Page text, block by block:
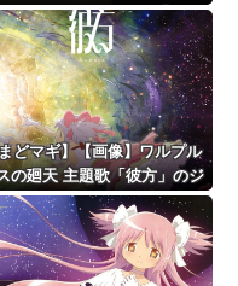
エクセドラクライシス】
どマギ】【画像】ワルプル
の廻天 主題歌「彼方」のジ
ャケット